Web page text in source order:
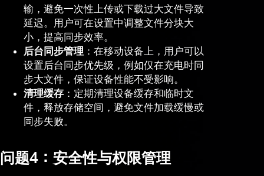
输，避免一次性上传或下载过大文件导致
延迟。用户可在设置中调整文件分块大
小，提高同步效率。
后台同步管理 ：在移动设备上，用户可以
设置后台同步优先级，例如仅在充电时同
步大文件，保证设备性能不受影响。
清理缓存 ：定期清理设备缓存和临时文
件，释放存储空间，避免文件加载缓慢或
同步失败。
问题4：安全性与权限管理